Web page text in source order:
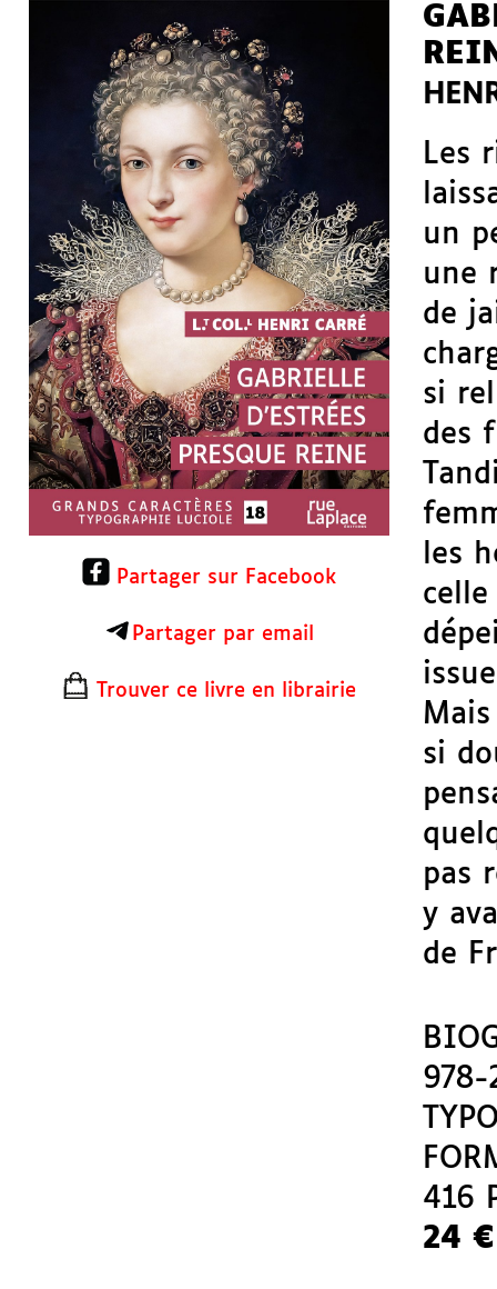
Les
un
une
de
si
des
les
si
pas
y
de
978-
416
24 €
Partager sur Facebook
Partager par email
Trouver ce livre en librairie